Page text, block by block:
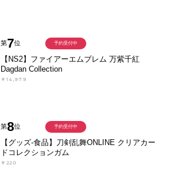
第7位
【NS2】ファイアーエムブレム 万紫千紅
Dagdan Collection
￥14,979
予約受付中
第8位
【グッズ-食品】刀剣乱舞ONLINE クリアカー
ドコレクションガム
￥220
予約受付中